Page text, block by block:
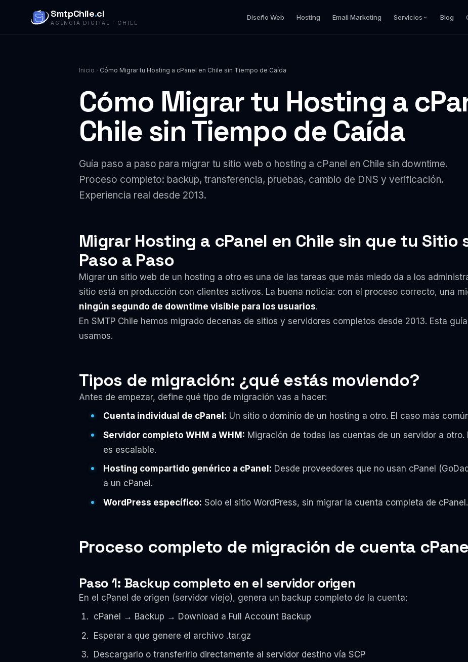
SmtpChile.cl
AGENCIA DIGITAL · CHILE
Diseño Web Hosting Email Marketing Servicios Blog
Inicio Cómo Migrar tu Hosting a cPanel en Chile sin Tiempo de Caída
Cómo Migrar tu Hosting a
Chile sin Tiempo de Caída
Guía paso a paso para migrar tu sitio web o hosting a cPanel en Chile sin downtime.
Proceso completo: backup, transferencia, pruebas, cambio de DNS y verificación.
Experiencia real desde 2013.
Migrar Hosting a cPanel en Chile sin que tu Sitio
Paso a Paso
Migrar un sitio web de un hosting a otro es una de las tareas que más miedo da a los
sitio está en producción con clientes activos. La buena noticia: con el proceso correcto, una
ningún segundo de downtime visible para los usuarios.
En SMTP Chile hemos migrado decenas de sitios y servidores completos desde 2013. Esta
usamos.
Tipos de migración: ¿qué estás moviendo?
Antes de empezar, define qué tipo de migración vas a hacer:
Cuenta individual de cPanel: Un sitio o dominio de un hosting a otro. El caso más
Servidor completo WHM a WHM: Migración de todas las cuentas de un servidor a
es escalable.
Hosting compartido genérico a cPanel: Desde proveedores que no usan cPanel
a un cPanel.
WordPress específico: Solo el sitio WordPress, sin migrar la cuenta completa de cPanel.
Proceso completo de migración de cuenta
Paso 1: Backup completo en el servidor origen
En el cPanel de origen (servidor viejo), genera un backup completo de la cuenta:
cPanel → Backup → Download a Full Account Backup
Esperar a que genere el archivo .tar.gz
Descargarlo o transferirlo directamente al servidor destino vía SCP